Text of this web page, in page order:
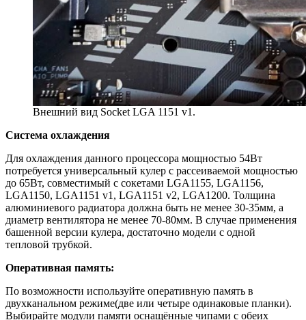
Внешний вид Socket LGA 1151 v1.
Система охлаждения
Для охлаждения данного процессора мощностью 54Вт
потребуется универсальный кулер с рассеиваемой мощностью
до 65Вт, совместимый с сокетами LGA1155, LGA1156,
LGA1150, LGA1151 v1, LGA1151 v2, LGA1200. Толщина
алюминиевого радиатора должна быть не менее 30-35мм, а
диаметр вентилятора не менее 70-80мм. В случае применения
башенной версии кулера, достаточно модели с одной
тепловой трубкой.
Оперативная память:
По возможности используйте оперативную память в
двухканальном режиме(две или четыре одинаковые планки).
Выбирайте модули памяти оснащённые чипами с обеих